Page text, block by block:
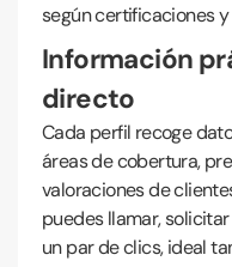
según certificaciones
Información
directo
Cada perfil recoge
áreas de cobertura,
valoraciones de
puedes llamar,
un par de clics, ideal